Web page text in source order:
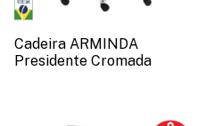
Cadeira ARMINDA
Presidente Cromada